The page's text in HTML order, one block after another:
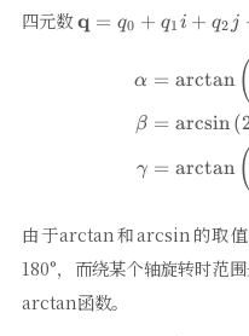
四元数
i+q_{2} j+q_{3} k
q = q0 + q1 i + q2 j
α
β
γ
= arctan (
= arcsin(
= arctan (
由于arctan和arcsin的取
180°，而绕某个轴旋转时范
arctan函数。